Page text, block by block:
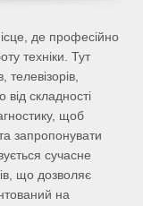
де професійно
техніки. Тут
від складності
щоб
запропонувати
сучасне
що дозволяє
на